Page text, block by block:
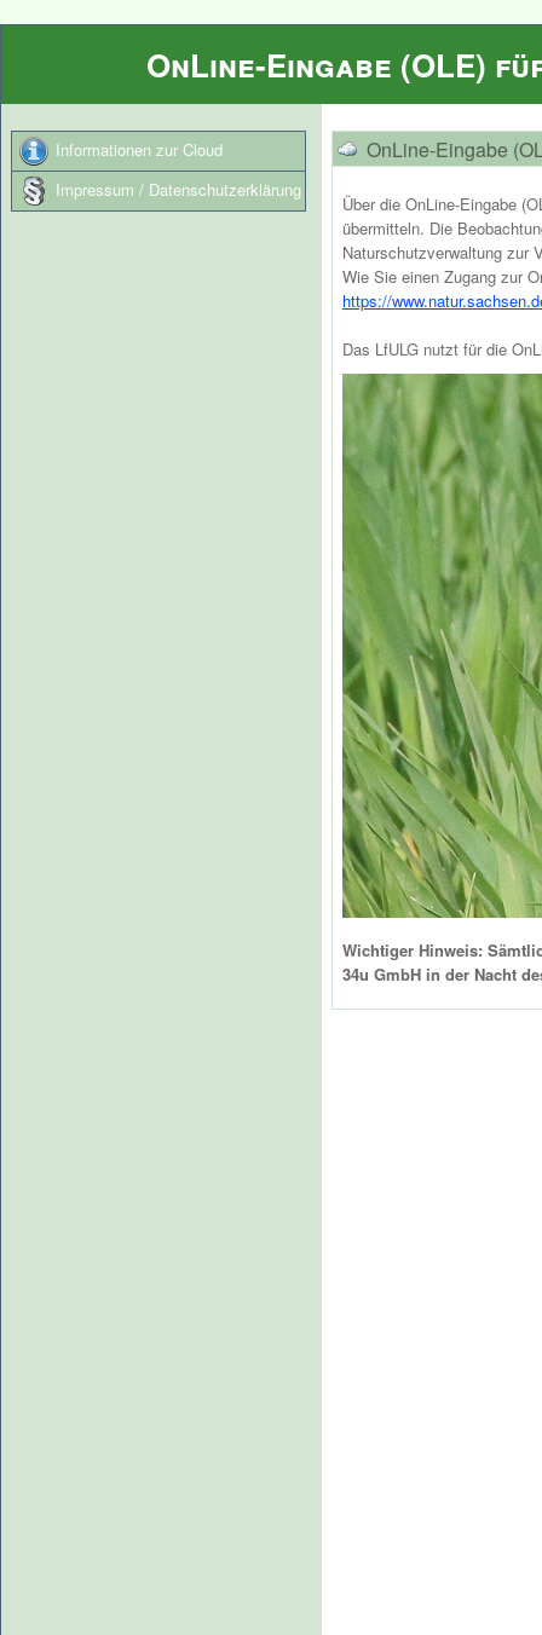
OnLine-Eingabe (OLE)
Informationen zur Cloud
Impressum / Datenschutzerklärung
OnLine-Eingabe
Über die OnLine-Eingabe
übermitteln. Die
Naturschutzverwaltung zur
Wie Sie einen Zugang zur
https://
Das LfULG nutzt für die
Wichtiger Hinweis:
34u GmbH in der Nacht